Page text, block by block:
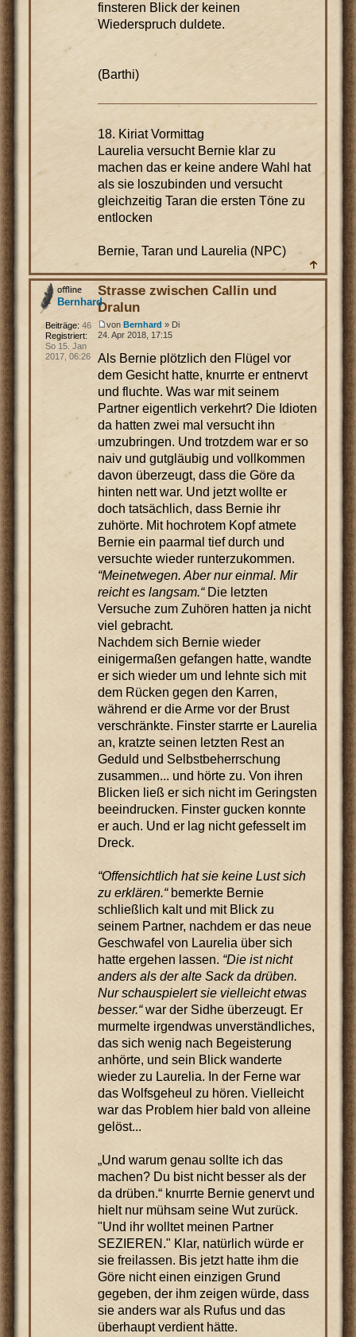
finsteren Blick der keinen
Wiederspruch duldete.
(Barthi)
18. Kiriat Vormittag
Laurelia versucht Bernie klar zu
machen das er keine andere Wahl hat
als sie loszubinden und versucht
gleichzeitig Taran die ersten Töne zu
entlocken
Bernie, Taran und Laurelia (NPC)
Strasse zwischen Callin und
Dralun
von Bernhard » Di
24. Apr 2018, 17:15
Als Bernie plötzlich den Flügel vor
dem Gesicht hatte, knurrte er entnervt
und fluchte. Was war mit seinem
Partner eigentlich verkehrt? Die Idioten
da hatten zwei mal versucht ihn
umzubringen. Und trotzdem war er so
naiv und gutgläubig und vollkommen
davon überzeugt, dass die Göre da
hinten nett war. Und jetzt wollte er
doch tatsächlich, dass Bernie ihr
zuhörte. Mit hochrotem Kopf atmete
Bernie ein paarmal tief durch und
versuchte wieder runterzukommen.
“Meinetwegen. Aber nur einmal. Mir
reicht es langsam.“Die letzten
Versuche zum Zuhören hatten ja nicht
viel gebracht.
Nachdem sich Bernie wieder
einigermaßen gefangen hatte, wandte
er sich wieder um und lehnte sich mit
dem Rücken gegen den Karren,
während er die Arme vor der Brust
verschränkte. Finster starrte er Laurelia
an, kratzte seinen letzten Rest an
Geduld und Selbstbeherrschung
zusammen... und hörte zu. Von ihren
Blicken ließ er sich nicht im Geringsten
beeindrucken. Finster gucken konnte
er auch. Und er lag nicht gefesselt im
Dreck.
“Offensichtlich hat sie keine Lust sich
zu erklären.“bemerkte Bernie
schließlich kalt und mit Blick zu
seinem Partner, nachdem er das neue
Geschwafel von Laurelia über sich
hatte ergehen lassen. “Die ist nicht
anders als der alte Sack da drüben.
Nur schauspielert sie vielleicht etwas
besser.“war der Sidhe überzeugt. Er
murmelte irgendwas unverständliches,
das sich wenig nach Begeisterung
anhörte, und sein Blick wanderte
wieder zu Laurelia. In der Ferne war
das Wolfsgeheul zu hören. Vielleicht
war das Problem hier bald von alleine
gelöst...
„Und warum genau sollte ich das
machen? Du bist nicht besser als der
da drüben.“ knurrte Bernie genervt und
hielt nur mühsam seine Wut zurück.
"Und ihr wolltet meinen Partner
SEZIEREN." Klar, natürlich würde er
sie freilassen. Bis jetzt hatte ihm die
Göre nicht einen einzigen Grund
gegeben, der ihm zeigen würde, dass
sie anders war als Rufus und das
überhaupt verdient hätte.
Bernhard
Beiträge: 46
Registriert:
So 15. Jan
2017, 06:26